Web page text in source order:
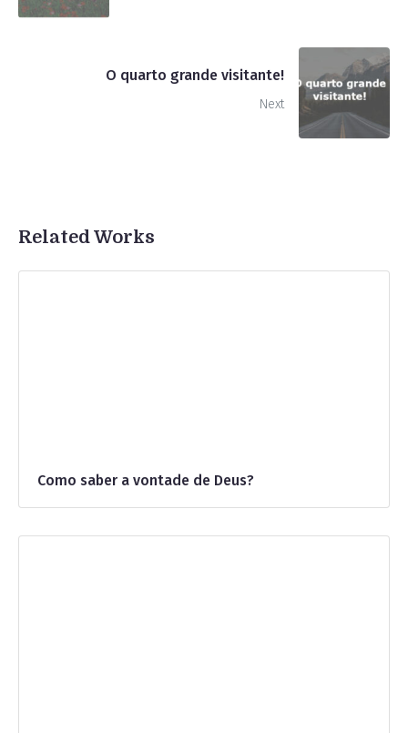
O quarto grande visitante!
Next
Related Works
Como saber a vontade de Deus?